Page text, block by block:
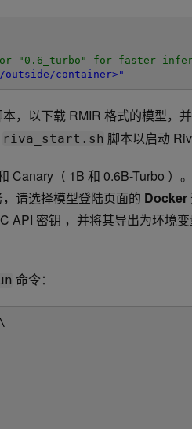
"0.6_turbo" for faster
container>"
本，以下载 RMIR 格式的模型，
riva_start.sh 脚本以启动
Canary（ 1B 和 0.6B-Turbo ）
请选择模型登陆页面的 Docker
API 密钥 ，并将其导出为环境
命令：